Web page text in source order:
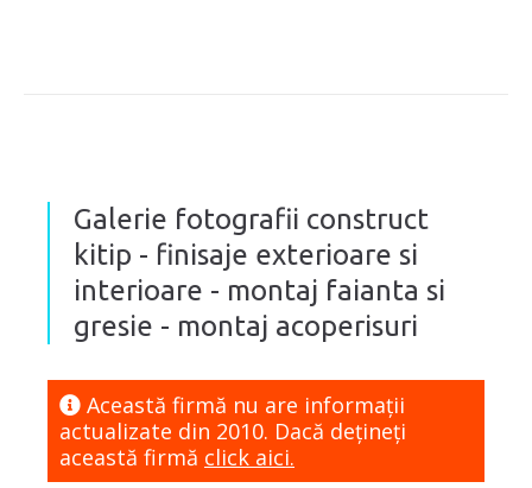
Galerie fotografii construct
kitip - finisaje exterioare si
interioare - montaj faianta si
gresie - montaj acoperisuri
Această firmă nu are informaţii
actualizate din 2010. Dacă dețineți
această firmă click aici.